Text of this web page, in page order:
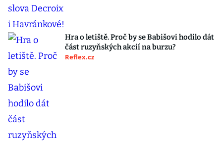
Hra o letiště. Proč by se Babišovi hodilo dát
část ruzyňských akcií na burzu?
Reflex.cz